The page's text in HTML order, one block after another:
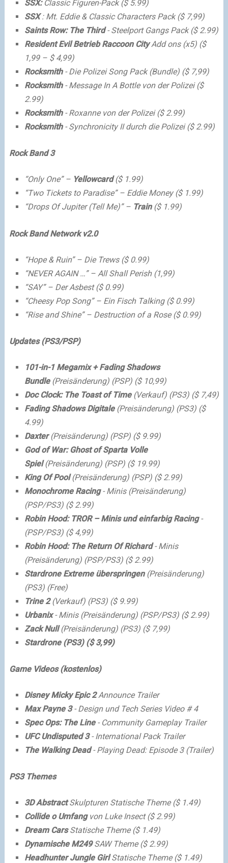
SSX:Classic Figuren-Pack($ 5.99)
SSX: Mt. Eddie & Classic Characters Pack ($ 7,99)
Saints Row: The Third- Steelport Gangs Pack ($ 2.99)
Resident Evil Betrieb Raccoon CityAdd ons (x5) ($
1,99 – $ 4,99)
Rocksmith- Die Polizei Song Pack (Bundle) ($ 7,99)
Rocksmith- Message In A Bottle von der Polizei ($
2.99)
Rocksmith- Roxanne von der Polizei ($ 2.99)
Rocksmith- Synchronicity II durch die Polizei ($ 2.99)
Rock Band 3
“Only One” – Yellowcard($ 1.99)
“Two Tickets to Paradise” – Eddie Money ($ 1.99)
“Drops Of Jupiter (Tell Me)” – Train($ 1.99)
Rock Band Network v2.0
“Hope & Ruin” – Die Trews ($ 0.99)
“NEVER AGAIN …” – All Shall Perish (1,99)
“SAY” – Der Asbest ($ 0.99)
“Cheesy Pop Song” – Ein Fisch Talking ($ 0.99)
“Rise and Shine” – Destruction of a Rose ($ 0.99)
Updates (PS3/PSP)
101-in-1 Megamix + Fading Shadows
Bundle(Preisänderung) (PSP) ($ 10,99)
Doc Clock: The Toast of Time(Verkauf) (PS3) ($ 7,49)
Fading Shadows Digitale(Preisänderung) (PS3) ($
4.99)
Daxter(Preisänderung) (PSP) ($ 9.99)
God of War: Ghost of Sparta Volle
Spiel(Preisänderung) (PSP) ($ 19.99)
King Of Pool(Preisänderung) (PSP) ($ 2.99)
Monochrome Racing- Minis (Preisänderung)
(PSP/PS3) ($ 2.99)
Robin Hood: TROR – Minis und einfarbig Racing-
(PSP/PS3) ($ 4,99)
Robin Hood: The Return Of Richard- Minis
(Preisänderung) (PSP/PS3) ($ 2.99)
Stardrone Extreme überspringen(Preisänderung)
(PS3) (Free)
Trine 2(Verkauf) (PS3) ($ 9.99)
Urbanix- Minis (Preisänderung) (PSP/PS3) ($ 2.99)
Zack Null(Preisänderung) (PS3) ($ 7,99)
Stardrone (PS3) ($ 3,99)
Game Videos (kostenlos)
Disney Micky Epic 2Announce Trailer
Max Payne 3- Design und Tech Series Video # 4
Spec Ops: The Line- Community Gameplay Trailer
UFC Undisputed 3- International Pack Trailer
The Walking Dead- Playing Dead: Episode 3 (Trailer)
PS3 Themes
3D AbstractSkulpturen Statische Theme ($ 1.49)
Collide o Umfangvon Luke Insect ($ 2.99)
Dream CarsStatische Theme ($ 1.49)
Dynamische M249SAW Theme ($ 2.99)
Headhunter Jungle GirlStatische Theme ($ 1.49)